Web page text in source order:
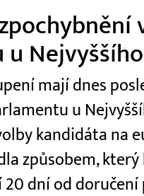
mají dnes
u
kandidáta na
způsobem,
dní od doručení